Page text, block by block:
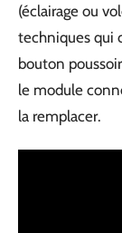
(éclairage ou
techniques qui
bouton
le module
la remplacer.